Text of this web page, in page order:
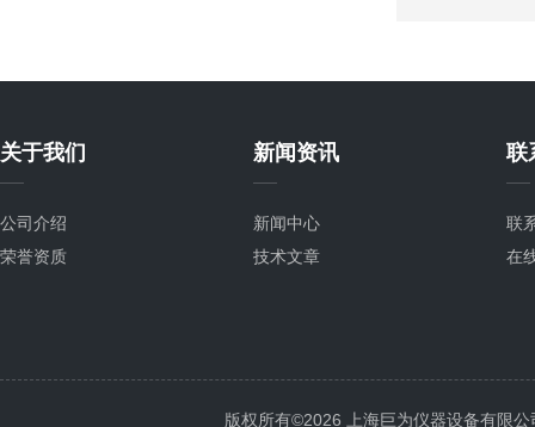
关于我们
公司介绍
荣誉资质
新闻资讯
新闻中心
技术文章
联
联
在
版权所有©2026 上海巨为仪器设备有限